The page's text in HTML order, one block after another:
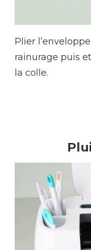
Plier
rainurage puis
la colle.